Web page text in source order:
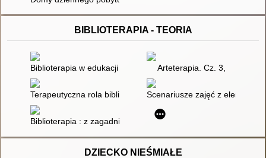
BIBLIOTERAPIA - TEORIA
Biblioterapia w edukacji dziecka niepełnosprawnego
Arteterapia. Cz. 3,
Terapeutyczna rola biblioteki szkolnejScenariusze zajęć z
Biblioterapia : z zagadnień pomocy niepełnosprawnym
DZIECKO NIEŚMIAŁE